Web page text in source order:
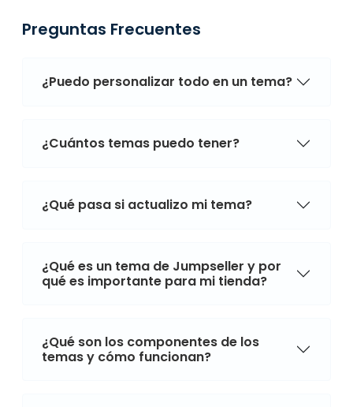
Preguntas Frecuentes
¿Puedo personalizar todo en un tema?
¿Cuántos temas puedo tener?
¿Qué pasa si actualizo mi tema?
¿Qué es un tema de Jumpseller y por
qué es importante para mi tienda?
¿Qué son los componentes de los
temas y cómo funcionan?